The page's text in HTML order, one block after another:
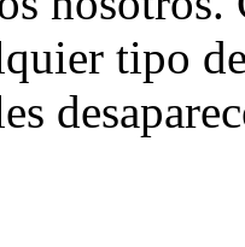
tipo